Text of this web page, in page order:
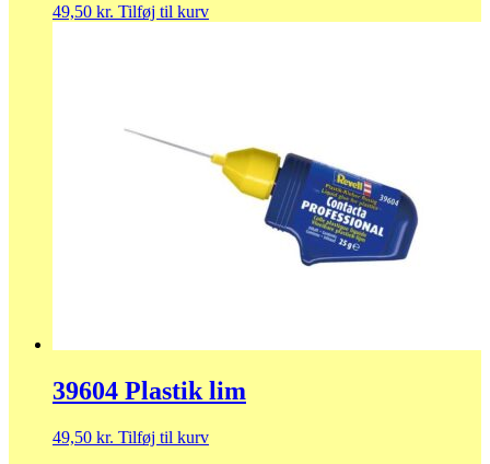
49,50 kr. Tilføj til kurv
39604 Plastik lim
49,50 kr. Tilføj til kurv